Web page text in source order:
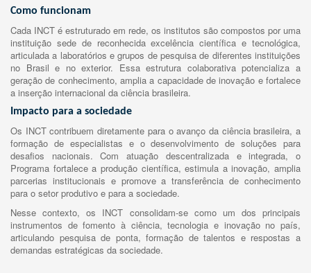
Como funcionam
Cada INCT é estruturado em rede, os institutos são compostos por uma
instituição sede de reconhecida excelência científica e tecnológica,
articulada a laboratórios e grupos de pesquisa de diferentes instituições
no Brasil e no exterior. Essa estrutura colaborativa potencializa a
geração de conhecimento, amplia a capacidade de inovação e fortalece
a inserção internacional da ciência brasileira.
Impacto para a sociedade
Os INCT contribuem diretamente para o avanço da ciência brasileira, a
formação de especialistas e o desenvolvimento de soluções para
desafios nacionais. Com atuação descentralizada e integrada, o
Programa fortalece a produção científica, estimula a inovação, amplia
parcerias institucionais e promove a transferência de conhecimento
para o setor produtivo e para a sociedade.
Nesse contexto, os INCT consolidam-se como um dos principais
instrumentos de fomento à ciência, tecnologia e inovação no país,
articulando pesquisa de ponta, formação de talentos e respostas a
demandas estratégicas da sociedade.